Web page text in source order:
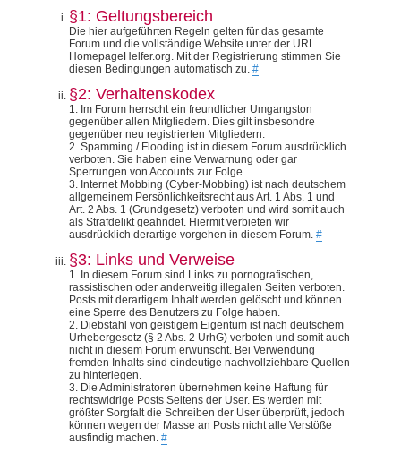
§1: Geltungsbereich
Die hier aufgeführten Regeln gelten für das gesamte
Forum und die vollständige Website unter der URL
HomepageHelfer.org. Mit der Registrierung stimmen Sie
diesen Bedingungen automatisch zu. #
§2: Verhaltenskodex
1. Im Forum herrscht ein freundlicher Umgangston
gegenüber allen Mitgliedern. Dies gilt insbesondre
gegenüber neu registrierten Mitgliedern.
2. Spamming / Flooding ist in diesem Forum ausdrücklich
verboten. Sie haben eine Verwarnung oder gar
Sperrungen von Accounts zur Folge.
3. Internet Mobbing (Cyber-Mobbing) ist nach deutschem
allgemeinem Persönlichkeitsrecht aus Art. 1 Abs. 1 und
Art. 2 Abs. 1 (Grundgesetz) verboten und wird somit auch
als Strafdelikt geahndet. Hiermit verbieten wir
ausdrücklich derartige vorgehen in diesem Forum. #
§3: Links und Verweise
1. In diesem Forum sind Links zu pornografischen,
rassistischen oder anderweitig illegalen Seiten verboten.
Posts mit derartigem Inhalt werden gelöscht und können
eine Sperre des Benutzers zu Folge haben.
2. Diebstahl von geistigem Eigentum ist nach deutschem
Urhebergesetz (§ 2 Abs. 2 UrhG) verboten und somit auch
nicht in diesem Forum erwünscht. Bei Verwendung
fremden Inhalts sind eindeutige nachvollziehbare Quellen
zu hinterlegen.
3. Die Administratoren übernehmen keine Haftung für
rechtswidrige Posts Seitens der User. Es werden mit
größter Sorgfalt die Schreiben der User überprüft, jedoch
können wegen der Masse an Posts nicht alle Verstöße
ausfindig machen. #